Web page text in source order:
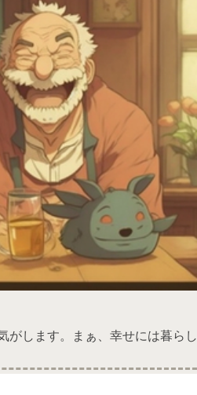
がします。まぁ、幸せには暮らし